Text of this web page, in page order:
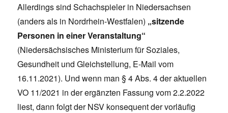
Allerdings sind Schachspieler in Niedersachsen
(anders als in Nordrhein-Westfalen) „sitzende
Personen in einer Veranstaltung“
(Niedersächsisches Ministerium für Soziales,
Gesundheit und Gleichstellung, E-Mail vom
16.11.2021). Und wenn man § 4 Abs. 4 der aktuellen
VO 11/2021 in der ergänzten Fassung vom 2.2.2022
liest, dann folgt der NSV konsequent der vorläufig